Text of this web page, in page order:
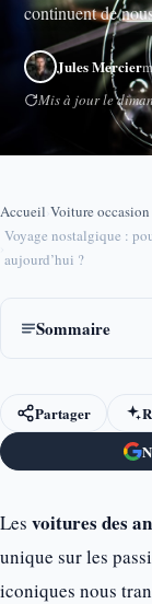
continuent de
Jules Mercier
Mis à jour le
Accueil Voiture occasion
Voyage nostalgique :
aujourd’hui ?
Sommaire
Partager
Les voitures des
unique sur les
iconiques nous